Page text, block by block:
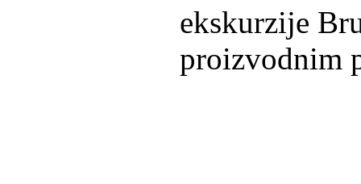
ekskurzije
proizvodnim